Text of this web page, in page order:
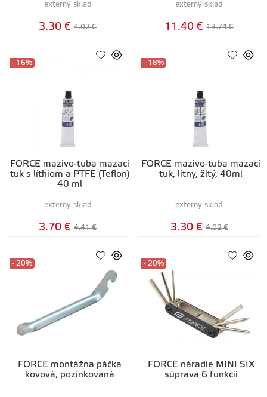
externý sklad
3.30 € 4.02 €
externý sklad
11.40 € 13.74 €
FORCE mazivo-tuba mazací
tuk s líthiom a PTFE (Teflon)
40 ml
- 16%
externý sklad
3.70 € 4.41 €
FORCE mazivo-tuba mazací
tuk, lítny, žltý, 40ml
- 18%
externý sklad
3.30 € 4.02 €
FORCE montážna páčka
kovová, pozinkovaná
- 20%
FORCE náradie MINI SIX
súprava 6 funkcií
- 20%